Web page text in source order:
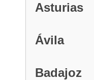
Asturias
Ávila
Badajoz